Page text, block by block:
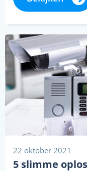
22 oktober 2021
5 slimme